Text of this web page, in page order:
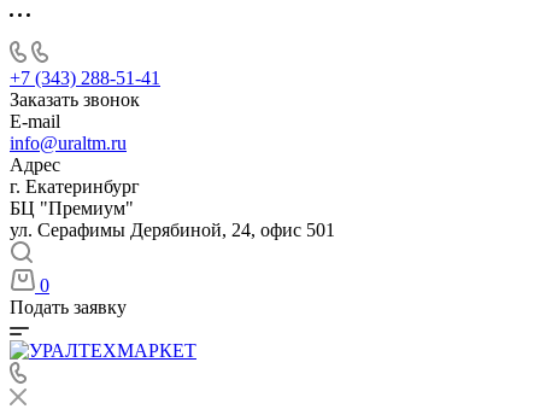
+7 (343) 288-51-41
Заказать звонок
E-mail
info@uraltm.ru
Адрес
г. Екатеринбург
БЦ "Премиум"
ул. Серафимы Дерябиной, 24, офис 501
0
Подать заявку